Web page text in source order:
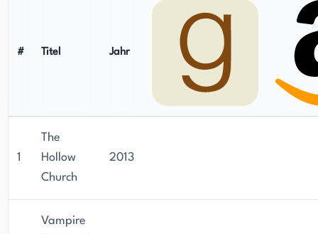
# Titel Jahr
1
The
Hollow
Church
2013
Vampire